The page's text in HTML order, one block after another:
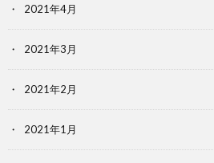
2021年4月
2021年3月
2021年2月
2021年1月